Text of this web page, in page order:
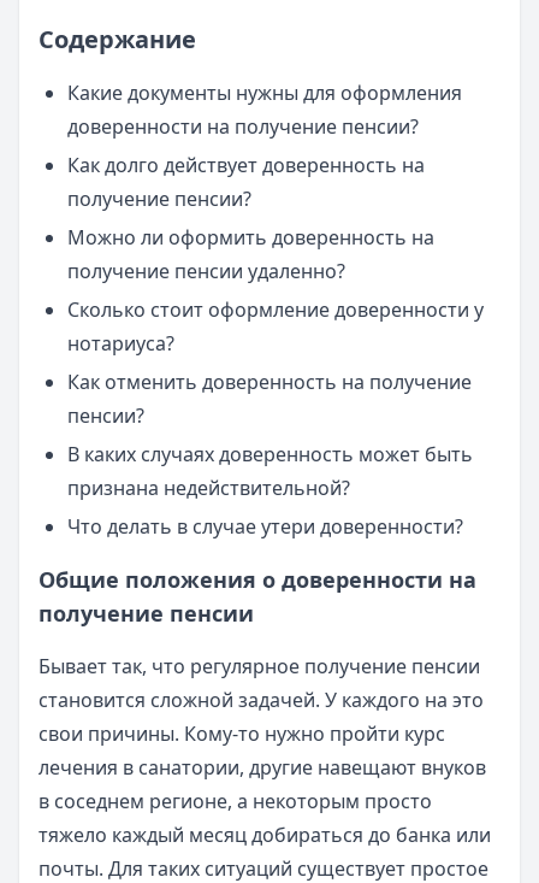
Содержание
Какие документы нужны для оформления
доверенности на получение пенсии?
Как долго действует доверенность на
получение пенсии?
Можно ли оформить доверенность на
получение пенсии удаленно?
Сколько стоит оформление доверенности у
нотариуса?
Как отменить доверенность на получение
пенсии?
В каких случаях доверенность может быть
признана недействительной?
Что делать в случае утери доверенности?
Общие положения о доверенности на
получение пенсии
Бывает так, что регулярное получение пенсии
становится сложной задачей. У каждого на это
свои причины. Кому-то нужно пройти курс
лечения в санатории, другие навещают внуков
в соседнем регионе, а некоторым просто
тяжело каждый месяц добираться до банка или
почты. Для таких ситуаций существует простое